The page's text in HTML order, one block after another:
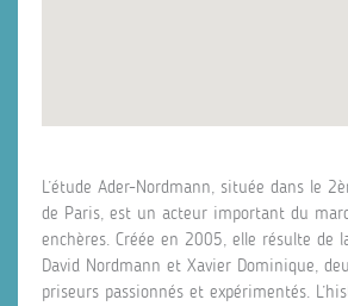
L’étude Ader-Nordmann, située dans le
de Paris, est un acteur important du
enchères. Créée en 2005, elle résulte de
David Nordmann et Xavier Dominique,
priseurs passionnés et expérimentés.